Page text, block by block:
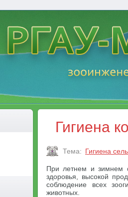
Гигиена
Тема: Гигиена
При летнем и зимнем
здоровья, высокой
соблюдение всех
животных.